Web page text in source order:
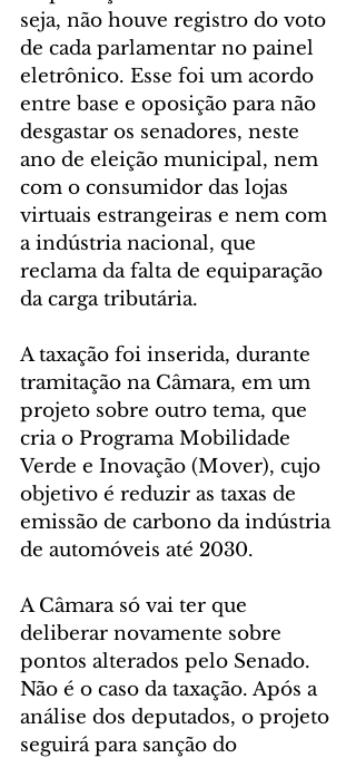
seja, não houve registro do voto
de cada parlamentar no painel
eletrônico. Esse foi um acordo
entre base e oposição para não
desgastar os senadores, neste
ano de eleição municipal, nem
com o consumidor das lojas
virtuais estrangeiras e nem com
a indústria nacional, que
reclama da falta de equiparação
da carga tributária.
A taxação foi inserida, durante
tramitação na Câmara, em um
projeto sobre outro tema, que
cria o Programa Mobilidade
Verde e Inovação (Mover), cujo
objetivo é reduzir as taxas de
emissão de carbono da indústria
de automóveis até 2030.
A Câmara só vai ter que
deliberar novamente sobre
pontos alterados pelo Senado.
Não é o caso da taxação. Após a
análise dos deputados, o projeto
seguirá para sanção do